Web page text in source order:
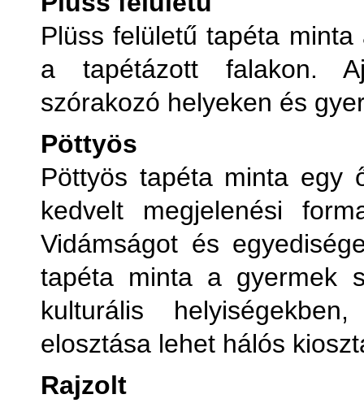
Plüss felületű tapéta
a tapétázott falakon.
szórakozó helyeken és
Pöttyös
Pöttyös tapéta minta egy
kedvelt megjelenési
Vidámságot és
tapéta minta a gyermek
kulturális
elosztása lehet hálós
Rajzolt